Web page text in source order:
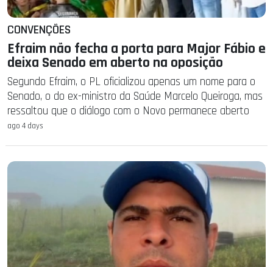
CONVENÇÕES
Efraim não fecha a porta para Major Fábio e
deixa Senado em aberto na oposição
Segundo Efraim, o PL oficializou apenas um nome para o
Senado, o do ex-ministro da Saúde Marcelo Queiroga, mas
ressaltou que o diálogo com o Novo permanece aberto
ago 4 days